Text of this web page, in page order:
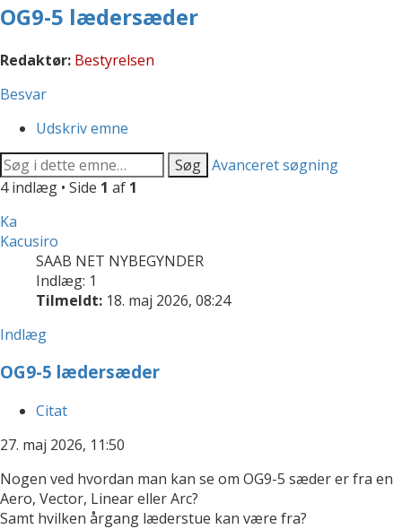
OG9-5 lædersæder
Redaktør: Bestyrelsen
Besvar
Udskriv emne
Søg Avanceret søgning
4 indlæg • Side 1 af 1
Ka
Kacusiro
SAAB NET NYBEGYNDER
Indlæg: 1
Tilmeldt: 18. maj 2026, 08:24
Indlæg
OG9-5 lædersæder
Citat
27. maj 2026, 11:50
Nogen ved hvordan man kan se om OG9-5 sæder er fra en
Aero, Vector, Linear eller Arc?
Samt hvilken årgang læderstue kan være fra?